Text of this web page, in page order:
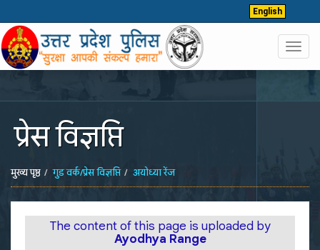
English
प्रेस विज्ञप्ति
मुख्य पृष्ठ गुड वर्क/प्रेस विज्ञप्ति अयोध्या रेंज
The content of this page is uploaded by
Ayodhya Range